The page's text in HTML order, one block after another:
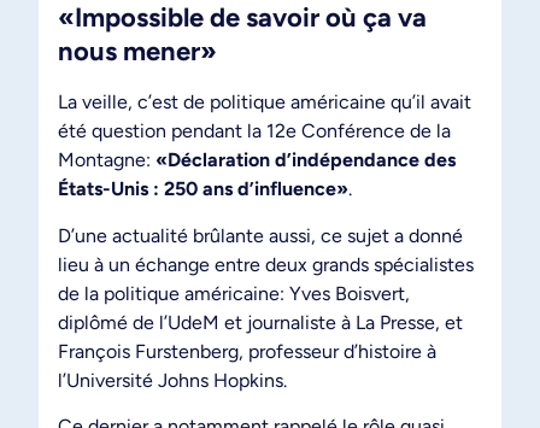
«Impossible de savoir où ça va
nous mener»
La veille, c’est de politique américaine qu’il avait
été question pendant la 12e Conférence de la
Montagne: «Déclaration d’indépendance des
États-Unis : 250 ans d’influence».
D’une actualité brûlante aussi, ce sujet a donné
lieu à un échange entre deux grands spécialistes
de la politique américaine: Yves Boisvert,
diplômé de l’UdeM et journaliste à La Presse, et
François Furstenberg, professeur d’histoire à
l’Université Johns Hopkins.